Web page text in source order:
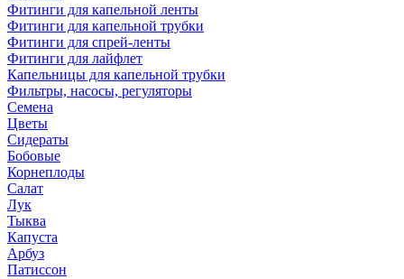
Фитинги для капельной ленты
Фитинги для капельной трубки
Фитинги для спрей-ленты
Фитинги для лайфлет
Капельницы для капельной трубки
Фильтры, насосы, регуляторы
Семена
Цветы
Сидераты
Бобовые
Корнеплоды
Салат
Лук
Тыква
Капуста
Арбуз
Патиссон